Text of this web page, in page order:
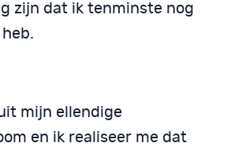
zijn dat ik tenminste nog
mijn ellendige
en ik realiseer me dat